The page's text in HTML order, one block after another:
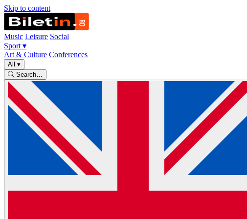
Skip to content
Music Leisure Social
Sport ▾
Art & Culture Conferences
All ▾
Search…